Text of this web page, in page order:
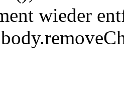
wieder